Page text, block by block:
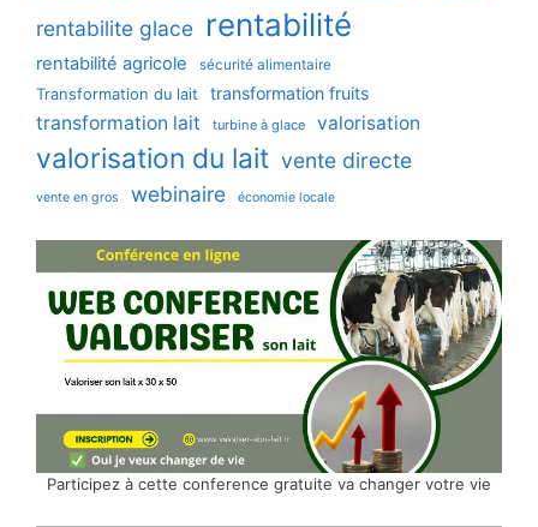
rentabilite glace rentabilité
rentabilité agricole sécurité alimentaire
Transformation du lait transformation fruits
transformation lait turbine à glace valorisation
valorisation du lait vente directe
vente en gros webinaire économie locale
Participez à cette conference gratuite va changer votre vie